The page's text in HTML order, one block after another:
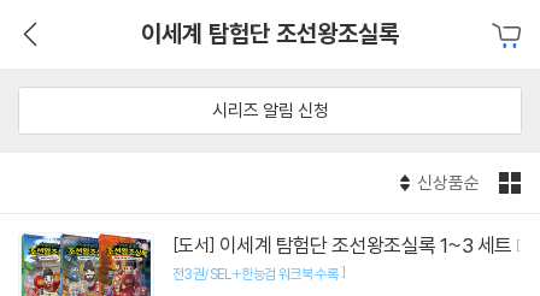
이세계 탐험단 조선왕조실록
시리즈 알림 신청
신상품순
[도서] 이세계 탐험단 조선왕조실록 1~3 세트 [
전3권/SEL+한능검 워크북 수록]